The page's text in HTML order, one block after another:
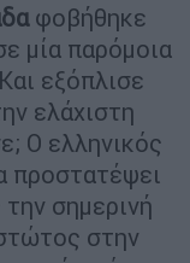
φοβήθηκε
μία παρόμοια
εξόπλισε
ελάχιστη
Ο ελληνικός
προστατέψει
σημερινή
στην